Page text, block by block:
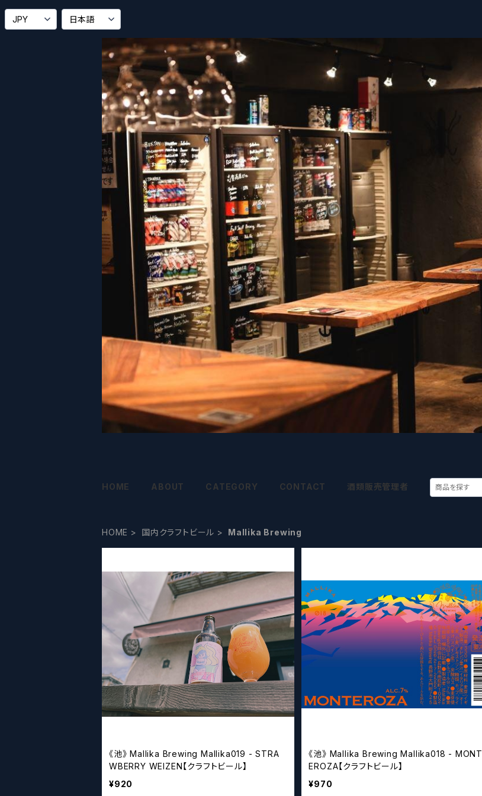
HOME ABOUT CATEGORY CONTACT 酒類販売管理者
HOME 国内クラフトビール Mallika Brewing
《池》 Mallika Brewing Mallika019 - STRA
WBERRY WEIZEN【クラフトビール】
¥920
《池》 Mallika Brewing Mallika018 - MONT
EROZA【クラフトビール】
¥970